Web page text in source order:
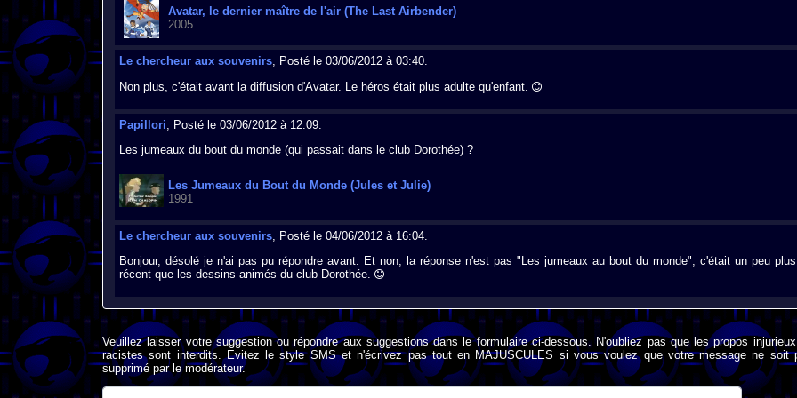
Avatar, le dernier maître de l'air (The Last Airbender)
2005
Le chercheur aux souvenirs, Posté le 03/06/2012 à 03:40.
Non plus, c'était avant la diffusion d'Avatar. Le héros était plus adulte qu'enfant.
Papillori, Posté le 03/06/2012 à 12:09.
Les jumeaux du bout du monde (qui passait dans le club Dorothée) ?
Les Jumeaux du Bout du Monde (Jules et Julie)
1991
Le chercheur aux souvenirs, Posté le 04/06/2012 à 16:04.
Bonjour, désolé je n'ai pas pu répondre avant. Et non, la réponse n'est pas "Les jumeaux au bout du monde", c'était un peu plus
récent que les dessins animés du club Dorothée.
Veuillez laisser votre suggestion ou répondre aux suggestions dans le formulaire ci-dessous. N'oubliez pas que les propos
racistes sont interdits. Evitez le style SMS et n'écrivez pas tout en MAJUSCULES si vous voulez que votre message ne soit
supprimé par le modérateur.